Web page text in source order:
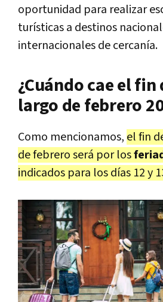
oportunidad para realizar
turísticas a destinos
internacionales de cercanía.
¿Cuándo cae el fin
largo de febrero
Como mencionamos, el fin
de febrero será por los
indicados para los días 12 y